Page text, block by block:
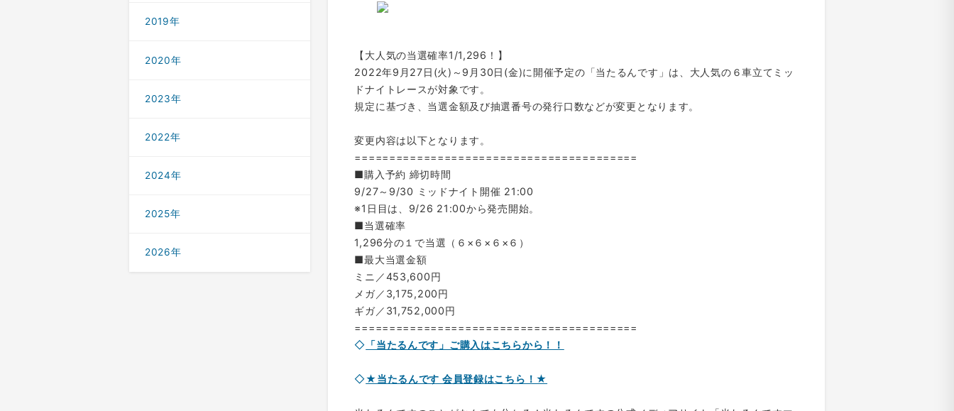
【大人気の当選確率1/1,296！】
2022年9月27日(火)～9月30日(金)に開催予定の「当たるんです」は、大人気の６車立てミッ
ドナイトレースが対象です。
規定に基づき、当選金額及び抽選番号の発行口数などが変更となります。
変更内容は以下となります。
=========================================
■購入予約 締切時間
9/27～9/30 ミッドナイト開催 21:00
※1日目は、9/26 21:00から発売開始。
■当選確率
1,296分の１で当選（６×６×６×６）
■最大当選金額
ミニ／453,600円
メガ／3,175,200円
ギガ／31,752,000円
=========================================
◇ 「当たるんです」ご購入はこちらから！！
◇★当たるんです 会員登録はこちら！★
2019年
2020年
2023年
2022年
2024年
2025年
2026年